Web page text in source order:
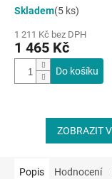
hodnocení
je
5,0
Skladem(5 ks)
1 211 Kč bez DPH
1 465 Kč
Do košíku
ZOBRAZIT
Popis Hodnocení